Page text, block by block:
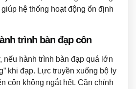
hệ thống hoạt động ổn định
trình bàn đạp côn
nếu hành trình bàn đạp quá lớn
khi đạp. Lực truyền xuống bộ ly
côn không ngắt hết. Cần chỉnh